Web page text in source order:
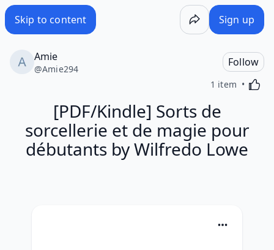
Skip to content Sign up
Amie
@Amie294
Follow
1 item
[PDF/Kindle] Sorts de
sorcellerie et de magie pour
débutants by Wilfredo Lowe